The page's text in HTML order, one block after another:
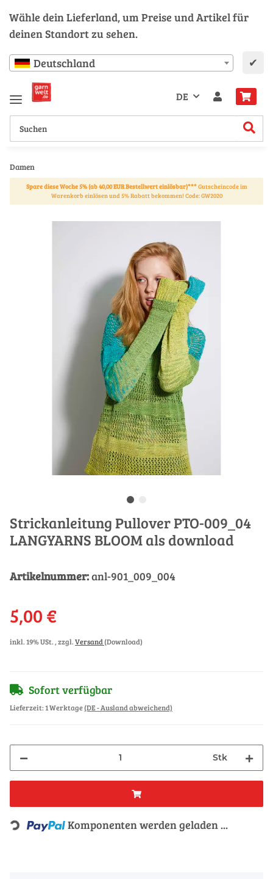
Wähle dein Lieferland, um Preise und Artikel für
deinen Standort zu sehen.
Deutschland ✔
DE
Damen
Spare diese Woche 5% (ab 40,00 EUR Bestellwert einlösbar)***Gutscheincode im
Warenkorb einlösen und 5% Rabatt bekommen! Code: GW2020
Strickanleitung Pullover PTO-009_04
LANGYARNS BLOOM als download
Artikelnummer:anl-901_009_004
5,00 €
inkl. 19% USt. , zzgl.Versand (Download)
Sofort verfügbar
Lieferzeit:1 Werktage(DE - Ausland abweichend)
Stk
Loading... Komponenten werden geladen ...